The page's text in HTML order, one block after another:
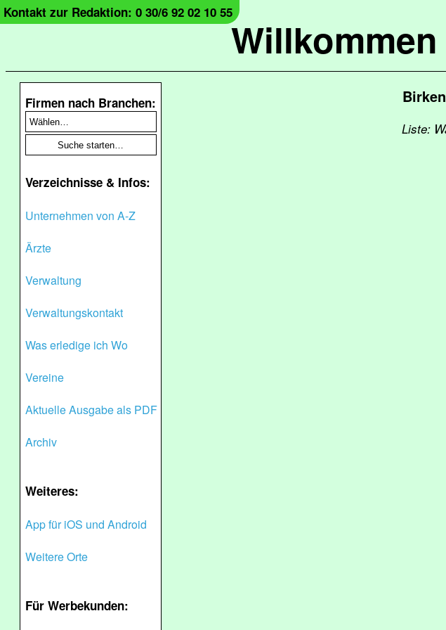
Kontakt zur Redaktion: 0 30/6 92 02 10 55
Firmen nach Branchen:
Verzeichnisse & Infos:
Unternehmen von A-Z
Ärzte
Verwaltung
Verwaltungskontakt
Was erledige ich Wo
Vereine
Aktuelle Ausgabe als PDF
Archiv
Weiteres:
App für iOS und Android
Weitere Orte
Für Werbekunden:
Liste: